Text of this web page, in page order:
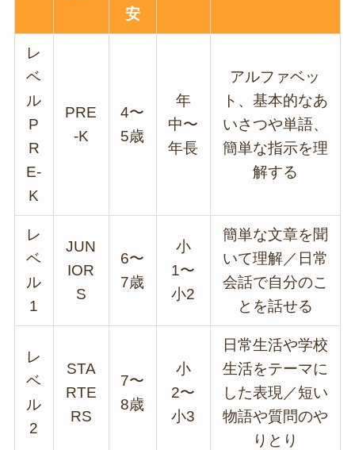
安
レ
ベ
ル
P
R
E-
K
PRE
-K
4〜
5歳
年
中〜
年長
アルファベッ
ト、基本的なあ
いさつや単語、
簡単な指示を理
解する
レ
ベ
ル
1
JUN
IOR
S
6〜
7歳
小
1〜
小2
簡単な文章を聞
いて理解／日常
会話で自分のこ
とを話せる
レ
ベ
ル
2
STA
RTE
RS
7〜
8歳
小
2〜
小3
日常生活や学校
生活をテーマに
した表現／短い
物語や質問のや
りとり